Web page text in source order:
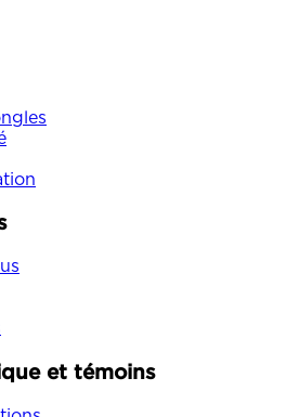
et témoins